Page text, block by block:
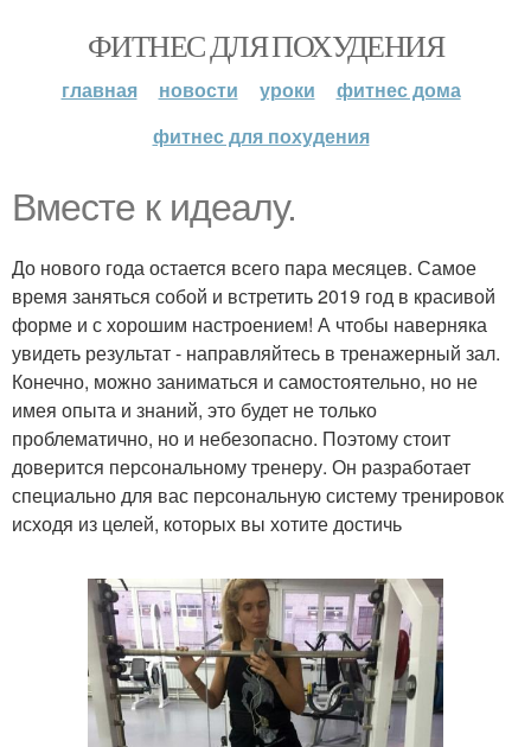
ФИТНЕС ДЛЯ ПОХУДЕНИЯ
главная новости уроки
фитнес дома
фитнес для похудения
Вместе к идеалу.
До нового года остается всего пара месяцев. Самое
время заняться собой и встретить 2019 год в красивой
форме и с хорошим настроением! А чтобы наверняка
увидеть результат - направляйтесь в тренажерный зал.
Конечно, можно заниматься и самостоятельно, но не
имея опыта и знаний, это будет не только
проблематично, но и небезопасно. Поэтому стоит
доверится персональному тренеру. Он разработает
специально для вас персональную систему тренировок
исходя из целей, которых вы хотите достичь